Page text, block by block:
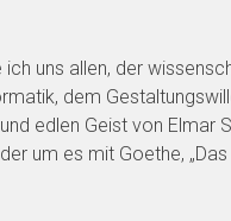
uns allen, der
dem
edlen Geist von Elmar
um es mit Goethe,